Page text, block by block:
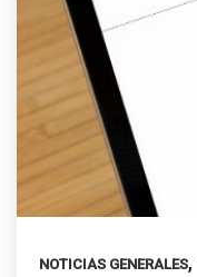
NOTICIAS GENERALES,